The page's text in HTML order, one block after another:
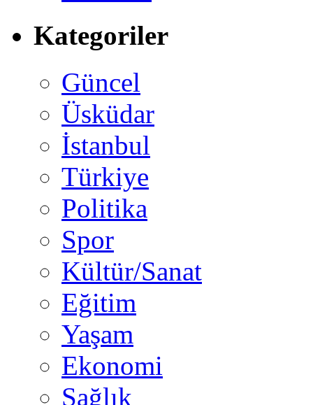
Kategoriler
Güncel
Üsküdar
İstanbul
Türkiye
Politika
Spor
Kültür/Sanat
Eğitim
Yaşam
Ekonomi
Sağlık